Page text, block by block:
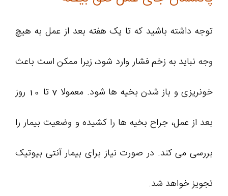
توجه داشته باشید که تا یک هفته بعد از عمل به هیچ
وجه نباید به زخم فشار وارد شود، زیرا ممکن است باعث
خونریزی و باز شدن بخیه ها شود. معمولا 7 تا 10 روز
بعد از عمل، جراح بخیه ها را کشیده و وضعیت بیمار را
بررسی می کند. در صورت نیاز برای بیمار آنتی بیوتیک
تجویز خواهد شد.